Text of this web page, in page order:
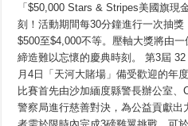
慶
祝
活
動
及
七
月
份
一
系
列
「$50,000 Stars & Stripes美國旗現
刻！活動期間每30分鐘進行一次抽
$500至$4,000不等。壓軸大獎將由
締造難以忘懷的慶典時刻。 第3屆
月4日「天河大賭場」備受歡迎的年
比賽首先由沙加緬度縣警長辦公室
警察局進行慈善對決，為公益貢獻